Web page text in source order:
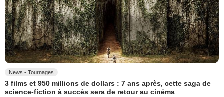
News - Tournages
3 films et 950 millions de dollars : 7 ans après, cette saga de
science-fiction à succès sera de retour au cinéma